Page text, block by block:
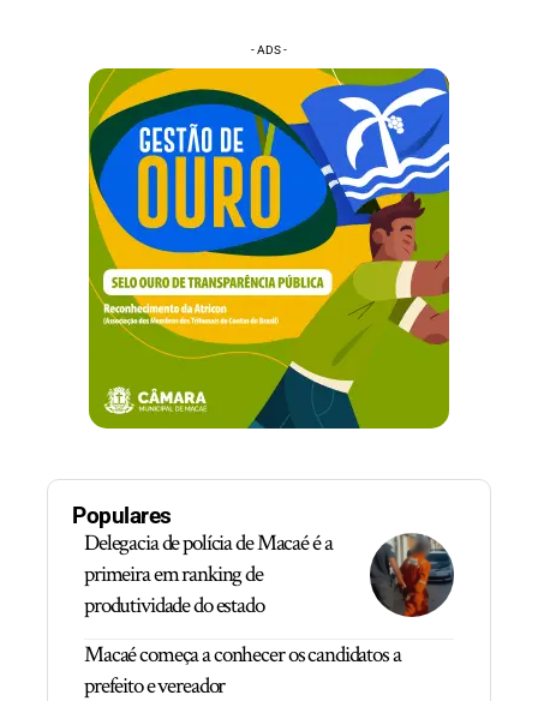
- ADS -
Populares
Delegacia de polícia de Macaé é a
primeira em ranking de
produtividade do estado
Macaé começa a conhecer os candidatos a
prefeito e vereador